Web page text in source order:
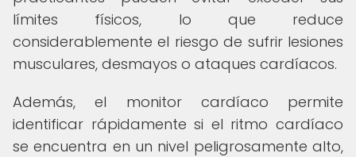
límites físicos, lo que reduce
considerablemente el riesgo de sufrir lesiones
musculares, desmayos o ataques cardíacos.
Además, el monitor cardíaco permite
identificar rápidamente si el ritmo cardíaco
se encuentra en un nivel peligrosamente alto,